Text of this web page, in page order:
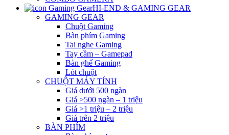
HI-END & GAMING GEAR
GAMING GEAR
Chuột Gaming
Bàn phím Gaming
Tai nghe Gaming
Tay cầm – Gamepad
Bàn ghế Gaming
Lót chuột
CHUỘT MÁY TÍNH
Giá dưới 500 ngàn
Giá >500 ngàn – 1 triệu
Giá >1 triệu – 2 triệu
Giá trên 2 triệu
BÀN PHÍM